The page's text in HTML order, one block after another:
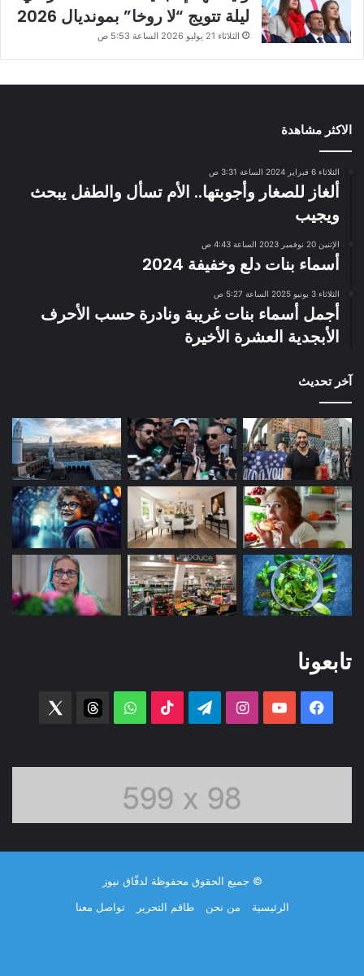
ليلة تتويج “لا روخا” بمونديال 2026
الثلاثاء 21 يوليو 2026 الساعة 5:53 ص
الاكثر مشاهدة
الثلاثاء 6 فبراير 2024 الساعة 3:31 ص
ألغاز للصغار وأجوبتها.. الأم تسأل والطفل يبحث
ويجيب
الإثنين 20 نوفمبر 2023 الساعة 4:43 ص
أسماء بنات دلع وخفيفة 2024
الثلاثاء 3 يونيو 2025 الساعة 5:27 ص
أجمل أسماء بنات غريبة ونادرة حسب الأحرف
الأبجدية العشرة الأخيرة
آخر تحديث
تابعونا
فيسبوك ‫YouTubeانستقرامتيلقرام ‫TikTok واتساب threads
© جميع الحقوق محفوظة لدفّاق نيوز
الرئيسية
من نحن طاقم التحرير تواصل معنا